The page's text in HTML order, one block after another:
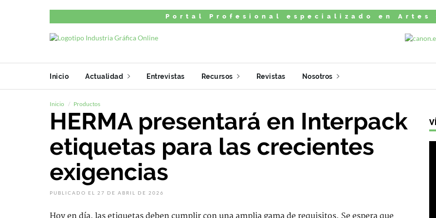
Portal Profesional especializado en Artes
Inicio Actualidad Entrevistas Recursos Revistas Nosotros
Inicio Productos
HERMA presentará en Interpack
etiquetas para las crecientes
exigencias
PUBLICADO EL 27 DE ABRIL DE 2026
Hoy en día, las etiquetas deben cumplir con una amplia gama de requisitos. Se espera que